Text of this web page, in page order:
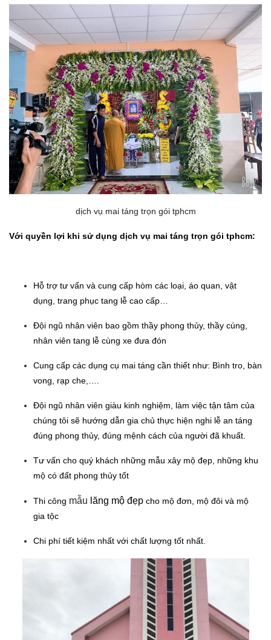
dịch vụ mai táng trọn gói tphcm
Với quyền lợi khi sử dụng dịch vụ mai táng trọn gói tphcm:
Hỗ trợ tư vấn và cung cấp hòm các loại, áo quan, vật
dụng, trang phục tang lễ cao cấp…
Đội ngũ nhân viên bao gồm thầy phong thủy, thầy cúng,
nhân viên tang lễ cùng xe đưa đón
Cung cấp các dụng cụ mai táng cần thiết như: Bình tro, bàn
vong, rạp che,….
Đội ngũ nhân viên giàu kinh nghiệm, làm việc tận tâm của
chúng tôi sẽ hướng dẫn gia chủ thực hiện nghi lễ an táng
đúng phong thủy, đúng mệnh cách của người đã khuất.
Tư vấn cho quý khách những mẫu xây mộ đẹp, những khu
mộ có đất phong thủy tốt
Thi công mẫu lăng mộ đẹp cho mộ đơn, mộ đôi và mộ
gia tộc
Chi phí tiết kiệm nhất với chất lượng tốt nhất